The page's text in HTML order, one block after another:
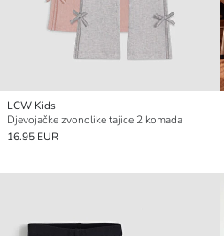
LCW Kids
Djevojačke zvonolike tajice 2 komada
16.95 EUR